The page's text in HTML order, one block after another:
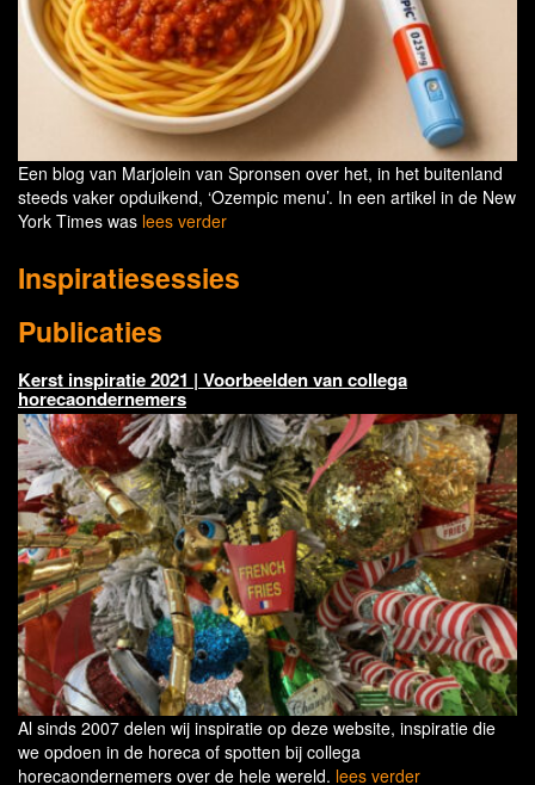
Een blog van Marjolein van Spronsen over het, in het buitenland
steeds vaker opduikend, ‘Ozempic menu’. In een artikel in de New
York Times was lees verder
Inspiratiesessies
Publicaties
Kerst inspiratie 2021 | Voorbeelden van collega
horecaondernemers
Al sinds 2007 delen wij inspiratie op deze website, inspiratie die
we opdoen in de horeca of spotten bij collega
horecaondernemers over de hele wereld. lees verder